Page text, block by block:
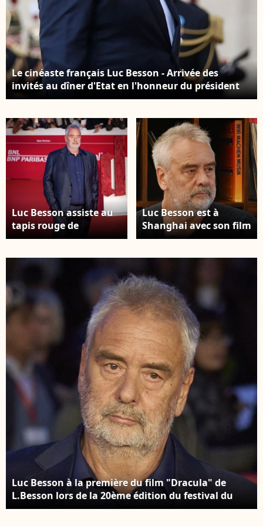
Le cinéaste français Luc Besson - Arrivée des
invités au dîner d'Etat en l'honneur du président
chinois Xi Jinping et de sa femme la Première
l'Elysée à Paris, France, le 6 mai 2024. @Stephane
Lemouton / Bestimage
Luc Besson assiste au
tapis rouge de
"Dracula (Dracula -
de la 20ème édition du
Rome à l'Auditorium
Parco Della Musica. ( ©
PacificPressAgency /
Bestimage
Luc Besson est à
Shanghai avec son film
''DogMan'' pour
tournage avec le
public, le 9 décembre
2023. © SIPA Asia /
Zuma Press /
Bestimage
Luc Besson à la première du film "Dracula" de
L.Besson lors de la 20ème édition du festival du
film de Rome le 24 octobre 2025. © Bestimage